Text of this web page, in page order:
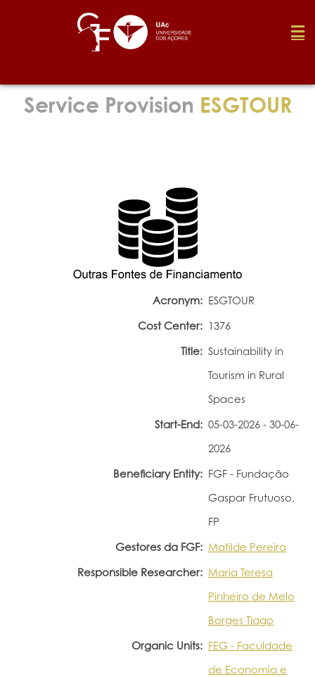
Foundation
Service Provision ESGTOUR
Acronym: ESGTOUR
Cost Center: 1376
Title: Sustainability in
Tourism in Rural
Spaces
Start-End: 05-03-2026 - 30-06-
2026
Beneficiary Entity: FGF - Fundação
Gaspar Frutuoso,
FP
Gestores da FGF: Matilde Pereira
Responsible Researcher: Maria Teresa
Pinheiro de Melo
Borges Tiago
Organic Units: FEG - Faculdade
de Economia e